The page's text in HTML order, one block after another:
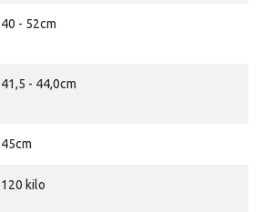
40 - 52cm
41,5 - 44,0cm
45cm
120 kilo